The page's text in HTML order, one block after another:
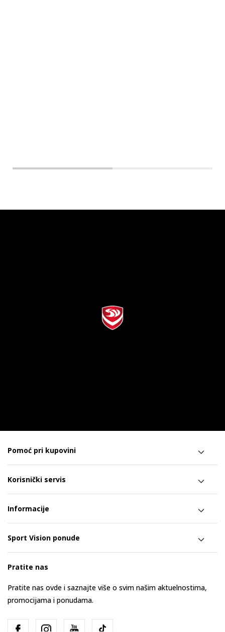
Pomoć pri kupovini
Korisnički servis
Informacije
Sport Vision ponude
Pratite nas
Pratite nas ovde i saznajte više o svim našim aktuelnostima,
promocijama i ponudama.